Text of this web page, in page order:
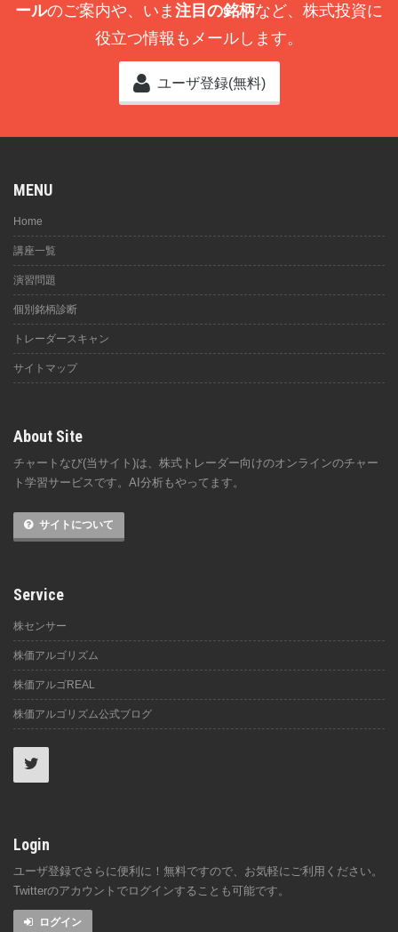
ールのご案内や、いま 注目の銘柄など、株式投資に
役立つ情報もメールします。
ユーザ登録(無料)
MENU
Home
講座一覧
演習問題
個別銘柄診断
トレーダースキャン
サイトマップ
About Site
チャートなび(当サイト)は、株式トレーダー向けのオンラインのチャー
ト学習サービスです。AI分析もやってます。
サイトについて
Service
株センサー
株価アルゴリズム
株価アルゴREAL
株価アルゴリズム公式ブログ
Login
ユーザ登録でさらに便利に！無料ですので、お気軽にご利用ください。
Twitterのアカウントでログインすることも可能です。
ログイン